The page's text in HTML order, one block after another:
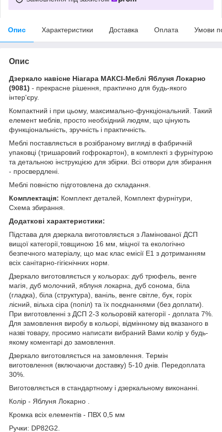
Опис Характеристики Доставка Оплата Умови
Опис
Дзеркало навісне Ніагара МАКСІ-Меблі Яблуня Локарно
(9081) - прекрасне рішення, практично для будь-якого
інтер'єру.
Компактний і при цьому, максимально-функціональний. Такий
елемент меблів, просто необхідний людям, що цінують
функціональність, зручність і практичність.
Меблі поставляється в розібраному вигляді в фабричній
упаковці (тришаровий гофрокартон), в комплекті з фурнітурою
та детальною інструкцією для збірки. Всі отвори для збирання
- просвердлені.
Меблі повністю підготовлена до складання.
Комплектація: Комплект деталей, Комплект фурнітури,
Схема збирання.
Додаткові характеристики:
Підстава для дзеркала виготовляється з Ламінованої ДСП
вищої категорії,товщиною 16 мм, міцної та екологічно
безпечного матеріалу, що має клас емісії Е1 з дотриманням
всіх санітарно-гігієнічних норм.
Дзеркало виготовляється у кольорах: дуб трюфель, венге
магія, дуб молочний, яблуня локарна, дуб сонома, біла
(гладка), біла (структура), ваніль, венге світле, бук, горіх
лісний, вільха сіра (попіл) та їх поєднаннями (без доплати).
При виготовленні з ДСП 2-3 кольоровій категорії - доплата 7%.
Для замовлення виробу в кольорі, відмінному від вказаного в
назві товару, просимо написати вибраний Вами колір у будь-
якому коментарі до замовлення.
Дзеркало виготовляється на замовлення. Термін
виготовлення (включаючи доставку) 5-10 днів. Передоплата
30%.
Виготовляється в стандартному і дзеркальному виконанні.
Колір - Яблуня Локарно .
Кромка всіх елементів - ПВХ 0,5 мм
Ручки: DP82G2.